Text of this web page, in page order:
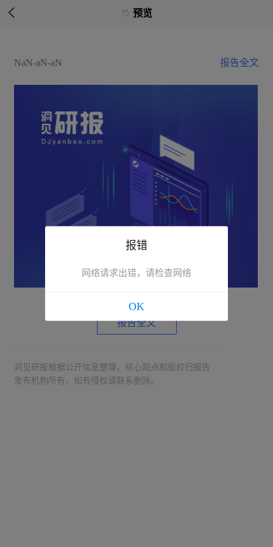
 预览
NaN-aN-aN 报告全文
报告全文
洞见研报根据公开信息整理，核心观点和版权归报告
发布机构所有，如有侵权请联系删除。
报错
网络请求出错，请检查网络
OK